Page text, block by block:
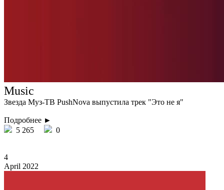
Music
Звезда Муз-ТВ PushNova выпустила трек "Это не я"
Подробнее ►
5 265
0
4
April 2022